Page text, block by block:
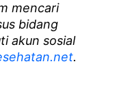
mencari
bidang
akun sosial
.